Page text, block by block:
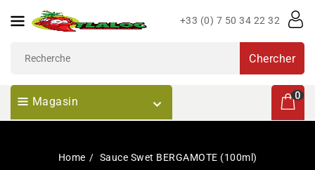
Au
+33 (0) 7 50 34 22 32
Chercher
Magasin 0
0
Home Sauce Swet BERGAMOTE (100ml)